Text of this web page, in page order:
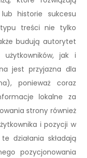
historie sukcesu
treści nie tylko
budują autorytet
jak i
jest przyjazna dla
ponieważ coraz
lokalne za
strony również
i pozycji w
działania składają
pozycjonowania